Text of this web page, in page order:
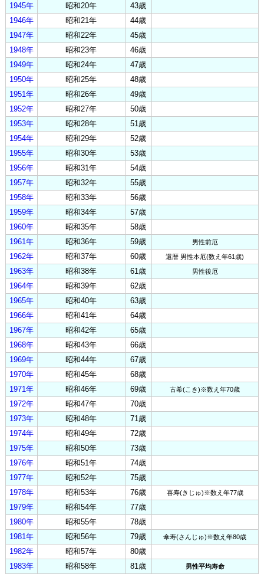
1945年 昭和20年
43歳
1946年
昭和21年
44歳
1947年
昭和22年
45歳
1948年
昭和23年
46歳
1949年
昭和24年
47歳
1950年
昭和25年
48歳
1951年
昭和26年
49歳
1952年
昭和27年
50歳
1953年
昭和28年
51歳
1954年
昭和29年
52歳
1955年
昭和30年
53歳
1956年
昭和31年
54歳
1957年
昭和32年
55歳
1958年
昭和33年
56歳
1959年
昭和34年
57歳
1960年
昭和35年
58歳
1961年
昭和36年 59歳 男性前厄
1962年 昭和37年 60歳 還暦 男性本厄(数え年61歳)
1963年 昭和38年 61歳 男性後厄
1964年 昭和39年
62歳
1965年
昭和40年
63歳
1966年
昭和41年
64歳
1967年
昭和42年
65歳
1968年
昭和43年
66歳
1969年
昭和44年
67歳
1970年
昭和45年
68歳
1971年
昭和46年 69歳 古希(こき)※数え年70歳
1972年 昭和47年
70歳
1973年
昭和48年
71歳
1974年
昭和49年
72歳
1975年
昭和50年
73歳
1976年
昭和51年
74歳
1977年
昭和52年
75歳
1978年
昭和53年 76歳 喜寿(きじゅ)※数え年77歳
1979年 昭和54年
77歳
1980年
昭和55年
78歳
1981年
昭和56年 79歳 傘寿(さんじゅ)※数え年80歳
1982年 昭和57年
80歳
1983年
昭和58年 81歳 男性平均寿命